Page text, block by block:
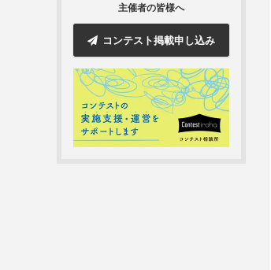
主催者の皆様へ
コンテスト掲載申し込み